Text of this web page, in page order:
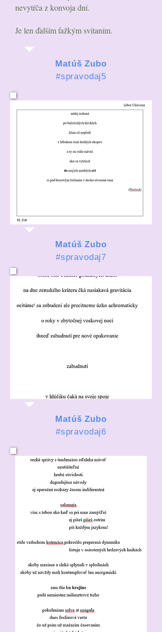
nevytŕča z konvoja dní.
Je len ďalším ťažkým svitaním.
Matúš Zubo
#spravodaj5
Matúš Zubo
#spravodaj7
Matúš Zubo
#spravodaj6